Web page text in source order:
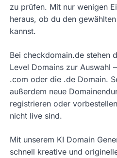
zu prüfen. Mit nur wenigen
heraus, ob du den
kannst.
Bei checkdomain.de stehen
Level Domains zur Auswahl
.com oder die .de Domain.
außerdem neue
registrieren oder
nicht live sind.
Mit unserem KI Domain
schnell kreative und